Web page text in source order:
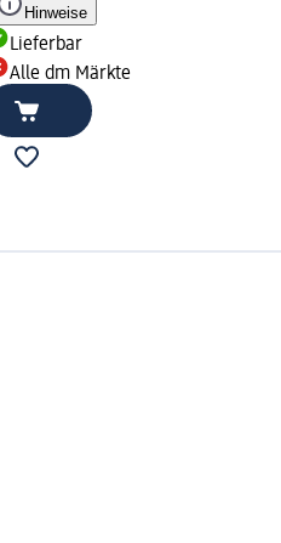
Hinweise
Lieferbar
Alle dm Märkte